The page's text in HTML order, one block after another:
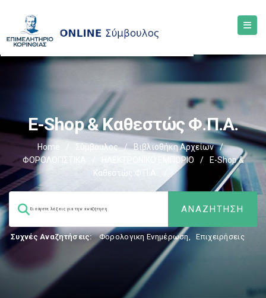
E-Shop & Καθεστώς Φ.Π.Α.
Home Σύμβουλος / Βιβλιοθήκη Αρχείων
/
ΦΟΡΟΛΟΓΙΣΤΙΚΑ
ΗΛΕΚΤΡΟΝΙΚΟ ΕΜΠΟΡΙΟ /
E-Shop &
Καθεστώς Φ.Π.Α.
Συχνές Αναζητήσεις: Φορολογικη Ενημέρωση, Επιχειρήσεις